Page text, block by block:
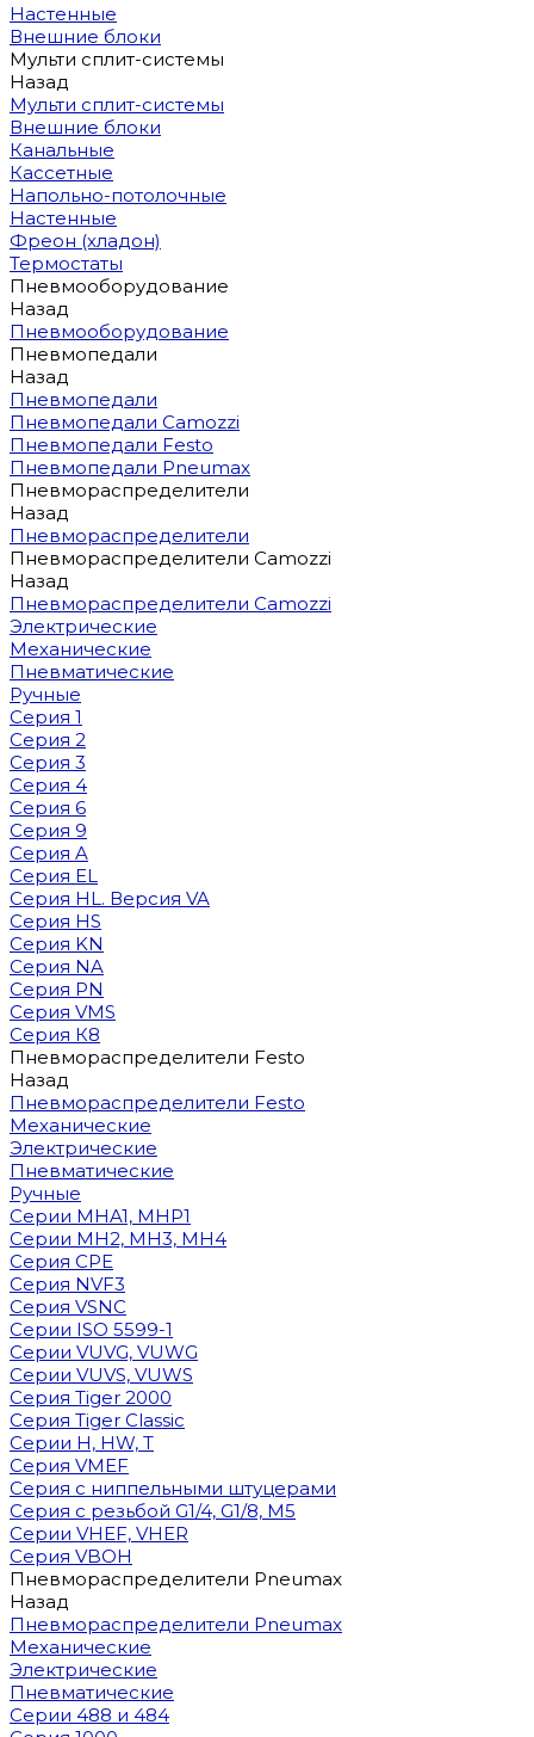
Настенные
Внешние блоки
Мульти сплит-системы
Назад
Мульти сплит-системы
Внешние блоки
Канальные
Кассетные
Напольно-потолочные
Настенные
Фреон (хладон)
Термостаты
Пневмооборудование
Назад
Пневмооборудование
Пневмопедали
Назад
Пневмопедали
Пневмопедали Camozzi
Пневмопедали Festo
Пневмопедали Pneumax
Пневмораспределители
Назад
Пневмораспределители
Пневмораспределители Camozzi
Назад
Пневмораспределители Camozzi
Электрические
Механические
Пневматические
Ручные
Серия 1
Серия 2
Серия 3
Серия 4
Серия 6
Серия 9
Серия A
Серия EL
Серия HL. Версия VA
Серия HS
Серия KN
Серия NA
Серия PN
Серия VMS
Серия К8
Пневмораспределители Festo
Назад
Пневмораспределители Festo
Механические
Электрические
Пневматические
Ручные
Cерии MHA1, MHP1
Cерии MH2, MH3, MH4
Cерия CPE
Серия NVF3
Серия VSNC
Серии ISO 5599-1
Серии VUVG, VUWG
Серии VUVS, VUWS
Серия Tiger 2000
Серия Tiger Classic
Серии H, HW, T
Серия VMEF
Серия с ниппельными штуцерами
Серия с резьбой G1/4, G1/8, М5
Серии VHEF, VHER
Серия VBOH
Пневмораспределители Pneumax
Назад
Пневмораспределители Pneumax
Механические
Электрические
Пневматические
Серии 488 и 484